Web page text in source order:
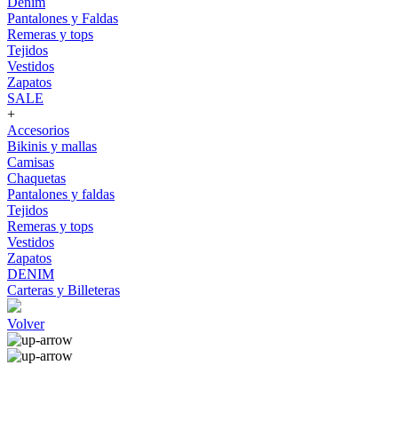
Pantalones y Faldas
Remeras y tops
Tejidos
Vestidos
Zapatos
SALE
+
Accesorios
Bikinis y mallas
Camisas
Chaquetas
Pantalones y faldas
Tejidos
Remeras y tops
Vestidos
Zapatos
DENIM
Carteras y Billeteras
Volver